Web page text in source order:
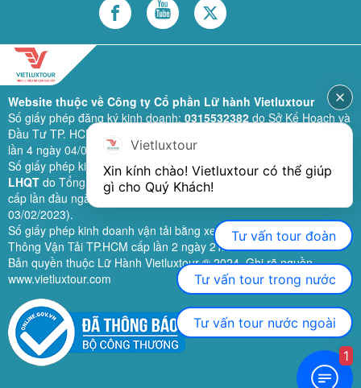
Website thuộc về Công ty Cổ phần Lữ hành Vietluxtour
Số giấy phép đăng ký kinh doanh: 0315532382do Sở Kế Hoạch và
Đầu Tư TP. HCM cấp lần đầu ngày 28/02/2019 (sửa đổi bổ sung
lần 4 ngày 04/06/2024).
Số giấy phép kinh doanh lữ hành quốc tế:79-1111/2019/TCDL-GP
LHQTdo Tổng Cục Du Lịch (nay là Cục Du lịch quốc gia Việt Nam)
cấp lần đầu ngày 26/09/2019 (sửa đổi, bổ sung lần 3 ngày
03/02/2023).
Số giấy phép kinh doanh vận tải bằng xe ô tô:11924do Sở Giao
Thông Vận Tải TP.HCM cấp lần 2 ngày 21/02/2023.
Bản quyền thuộc Lữ Hành Vietluxtour ® 2024. Ghi rõ nguồn
www.vietluxtour.com
Vietluxtour
Xin kính chào! Vietluxtour có thể giúp
gì cho Quý Khách!
Tư vấn tour đoàn
Tư vấn tour trong nước
Tư vấn tour nước ngoài
1